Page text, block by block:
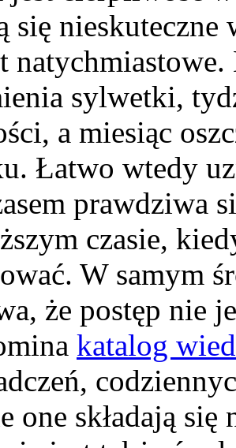
się nieskuteczne
sylwetki,
a miesiąc
Łatwo wtedy
prawdziwa
czasie,
W samym
że postęp nie
katalog
one składają